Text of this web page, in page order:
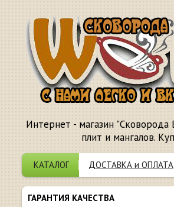
Интернет - магазин "Сковорода
плит и мангалов.
КАТАЛОГ ДОСТАВКА и ОПЛАТА
ГАРАНТИЯ КАЧЕСТВА